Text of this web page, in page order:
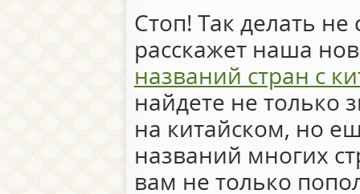
Стоп! Так делать
расскажет наша
названий стран с
найдете не только
на китайском, но
названий многих
вам не только